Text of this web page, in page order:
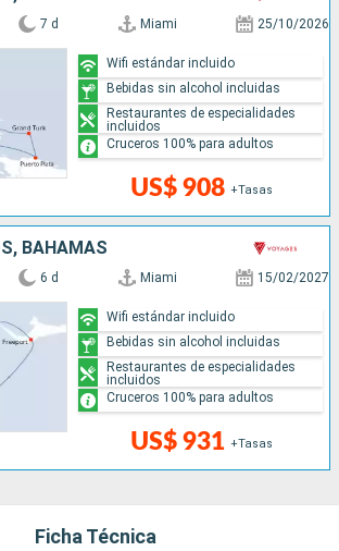
7 d Miami 25/10/2026
US$ 908 +Tasas
Wifi estándar incluido
Bebidas sin alcohol incluidas
Restaurantes de especialidades
incluidos
Cruceros 100% para adultos
BAHAMAS
6 d Miami 15/02/2027
US$ 931 +Tasas
Wifi estándar incluido
Bebidas sin alcohol incluidas
Restaurantes de especialidades
incluidos
Cruceros 100% para adultos
Ficha Técnica